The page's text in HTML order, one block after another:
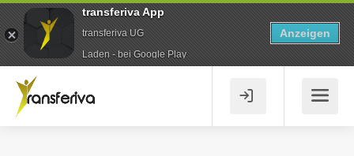
transferiva App
transferiva UG
Laden - bei Google Play
Anzeigen